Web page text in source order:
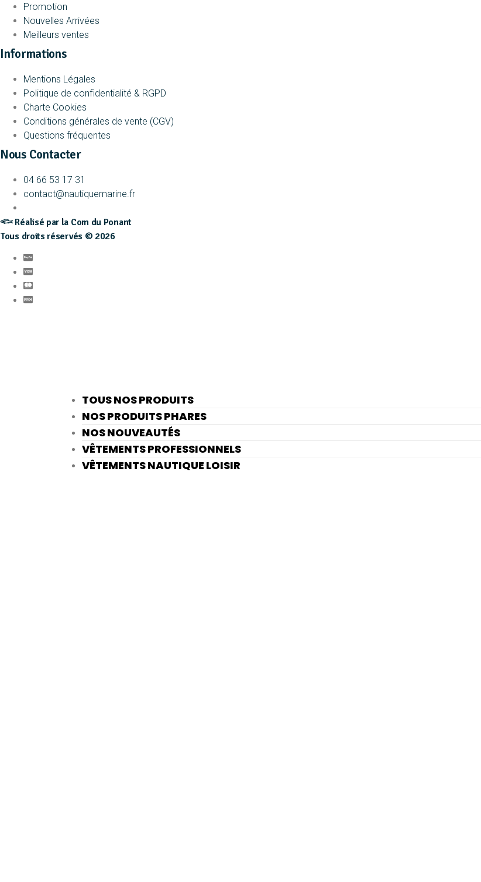
Promotion
Nouvelles Arrivées
Meilleurs ventes
Informations
Mentions Légales
Politique de confidentialité & RGPD
Charte Cookies
Conditions générales de vente (CGV)
Questions fréquentes
Nous Contacter
04 66 53 17 31
contact@nautiquemarine.fr
𓆟 Réalisé par la Com du Ponant
Tous droits réservés © 2026
TOUS NOS PRODUITS
NOS PRODUITS PHARES
NOS NOUVEAUTÉS
VÊTEMENTS PROFESSIONNELS
VÊTEMENTS NAUTIQUE LOISIR